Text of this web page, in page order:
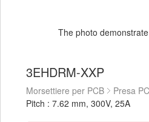
The photo
3EHDRM-XXP
Morsettiere per PCB
Presa
Pitch : 7.62 mm, 300V, 25A